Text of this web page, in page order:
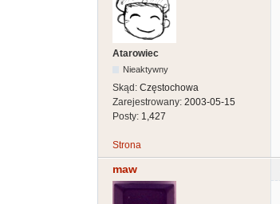
Atarowiec
Nieaktywny
Skąd: Częstochowa
Zarejestrowany: 2003-05-15
Posty: 1,427
Strona
maw